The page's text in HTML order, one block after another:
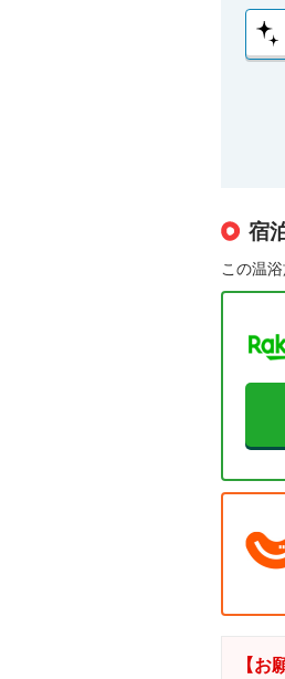
宿
この温
【お